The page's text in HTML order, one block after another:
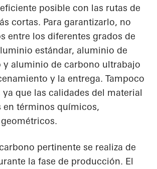
posible con las rutas de
cortas. Para garantizarlo, no
entre los diferentes grados de
estándar, aluminio de
y aluminio de carbono ultrabajo
y la entrega. Tampoco
ya que las calidades del material
en términos químicos,
pertinente se realiza de
la fase de producción. El